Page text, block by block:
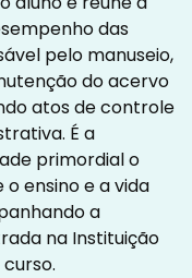
das
pelo manuseio,
do acervo
atos de controle
É a
primordial o
ensino e a vida
a
na Instituição